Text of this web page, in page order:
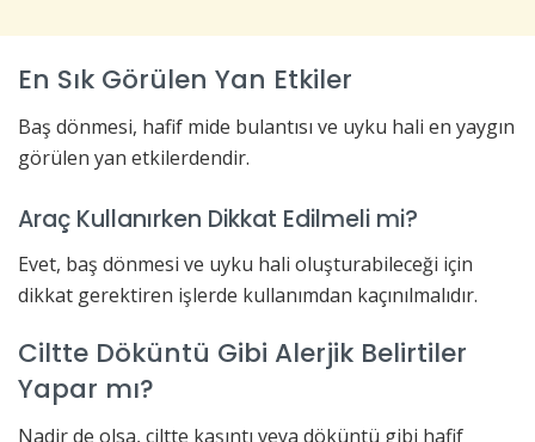
En Sık Görülen Yan Etkiler
Baş dönmesi, hafif mide bulantısı ve uyku hali en yaygın
görülen yan etkilerdendir.
Araç Kullanırken Dikkat Edilmeli mi?
Evet, baş dönmesi ve uyku hali oluşturabileceği için
dikkat gerektiren işlerde kullanımdan kaçınılmalıdır.
Ciltte Döküntü Gibi Alerjik Belirtiler
Yapar mı?
Nadir de olsa, ciltte kaşıntı veya döküntü gibi hafif